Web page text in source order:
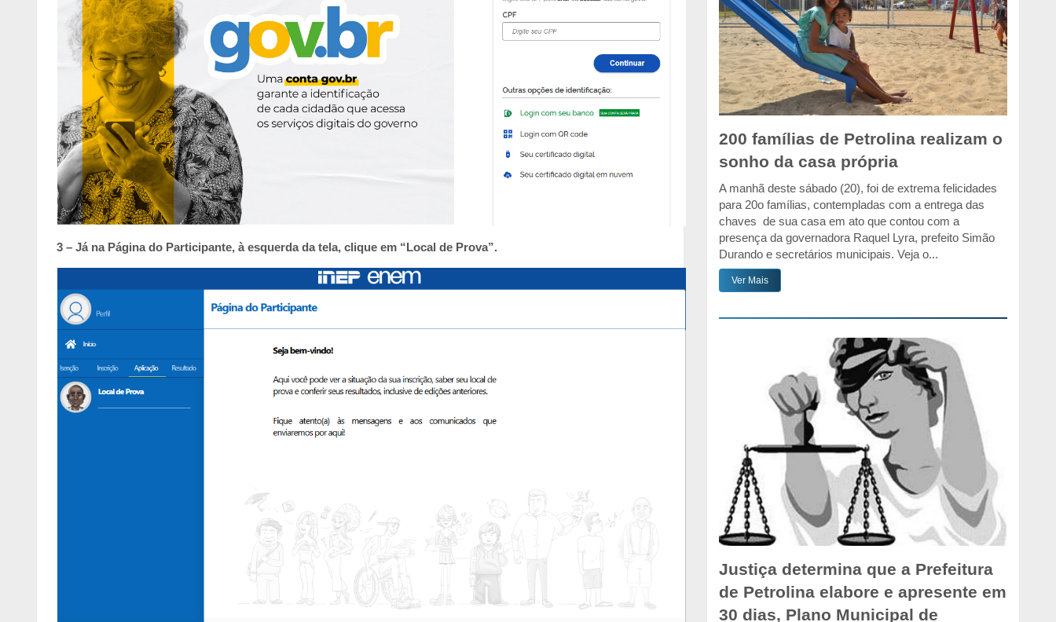
3 – Já na Página do Participante, à esquerda da tela, clique em “Local de Prova”.
200 famílias de Petrolina realizam o
sonho da casa própria
A manhã deste sábado (20), foi de extrema felicidades
para 20o famílias, contempladas com a entrega das
chaves de sua casa em ato que contou com a
presença da governadora Raquel Lyra, prefeito Simão
Durando e secretários municipais. Veja o...
Ver Mais
Justiça determina que a Prefeitura
de Petrolina elabore e apresente em
30 dias, Plano Municipal de